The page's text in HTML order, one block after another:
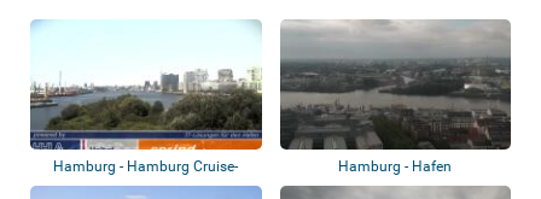
Hamburg - Hamburg Cruise-
Center
Hamburg - Hafen